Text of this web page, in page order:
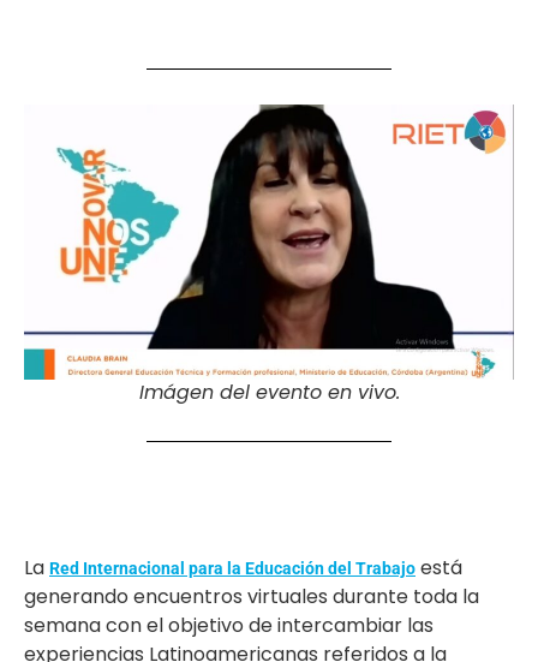
Imágen del evento en vivo.
La Red Internacional para la Educación del Trabajo está
generando encuentros virtuales durante toda la
semana con el objetivo de intercambiar las
experiencias Latinoamericanas referidos a la